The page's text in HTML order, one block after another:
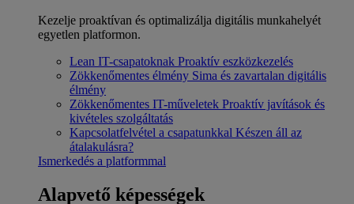
Kezelje proaktívan és optimalizálja digitális munkahelyét
egyetlen platformon.
Lean IT-csapatoknak Proaktív eszközkezelés
Zökkenőmentes élmény Sima és zavartalan digitális
élmény
Zökkenőmentes IT-műveletek Proaktív javítások és
kivételes szolgáltatás
Kapcsolatfelvétel a csapatunkkal Készen áll az
átalakulásra?
Ismerkedés a platformmal
Alapvető képességek